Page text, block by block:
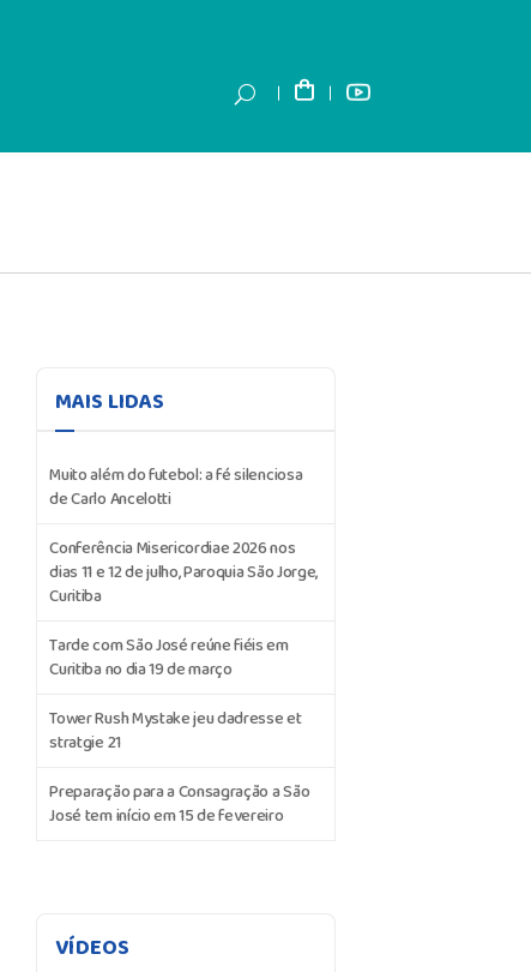
MAIS LIDAS
Muito além do futebol: a fé silenciosa
de Carlo Ancelotti
Conferência Misericordiae 2026 nos
dias 11 e 12 de julho, Paroquia São Jorge,
Curitiba
Tarde com São José reúne fiéis em
Curitiba no dia 19 de março
Tower Rush Mystake jeu dadresse et
stratgie 21
Preparação para a Consagração a São
José tem início em 15 de fevereiro
VÍDEOS